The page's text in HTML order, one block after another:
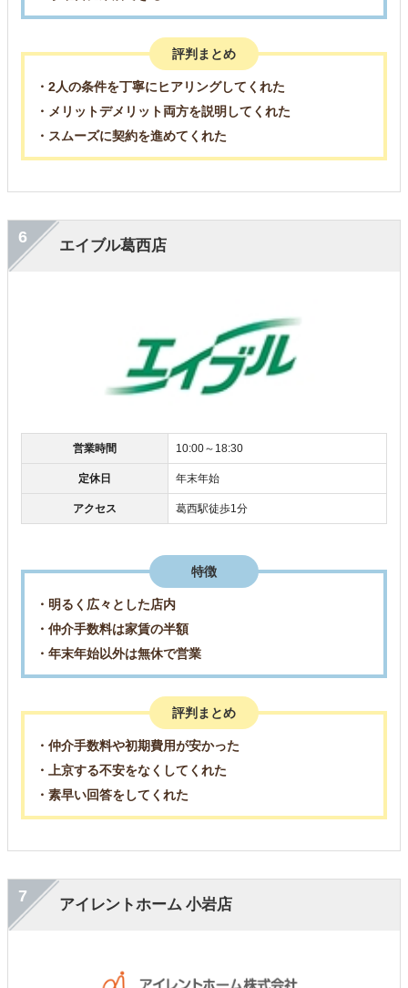
評判まとめ
・2人の条件を丁寧にヒアリングしてくれた
・メリットデメリット両方を説明してくれた
・スムーズに契約を進めてくれた
エイブル葛西店
6
営業時間 10:00～18:30
定休日 年末年始
アクセス 葛西駅徒歩1分
特徴
・明るく広々とした店内
・仲介手数料は家賃の半額
・年末年始以外は無休で営業
評判まとめ
・仲介手数料や初期費用が安かった
・上京する不安をなくしてくれた
・素早い回答をしてくれた
アイレントホーム 小岩店
7